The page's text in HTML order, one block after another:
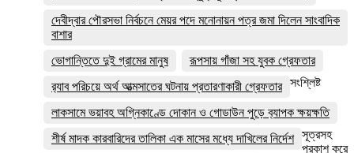
দেবীদ্বার পৌরসভা নির্বচনে মেয়র পদে মনোনায়ন পত্র জমা দিলেন সাংবাদিক
বাশার
ভোগান্তিতে দুই গ্রামের মানুষ
রূপসায় গাঁজা সহ যুবক গ্রেফতার
র‌্যাব পরিচয়ে অর্থ আত্মসাতের ঘটনায় প্রতারণাকারী গ্রেফতার
লাকসামে ভয়াবহ অগ্নিকাণ্ডে দোকান ও গোডাউন পুড়ে ব‍্যাপক ক্ষয়ক্ষতি
শীর্ষ মাদক কারবারিদের তালিকা এক মাসের মধ্যে দাখিলের নির্দেশ
সংশ্লিষ্ট
সূত্রসহ
প্রকাশ করে